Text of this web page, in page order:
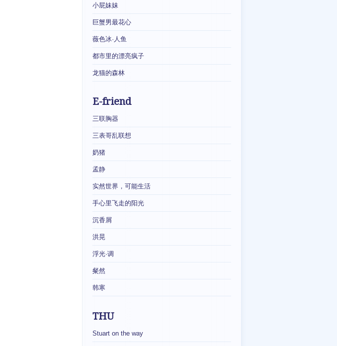
小屁妹妹
巨蟹男最花心
薇色冰·人鱼
都市里的漂亮疯子
龙猫的森林
E-friend
三联胸器
三表哥乱联想
奶猪
孟静
实然世界，可能生活
手心里飞走的阳光
沉香屑
洪晃
浮光·调
粲然
韩寒
THU
Stuart on the way